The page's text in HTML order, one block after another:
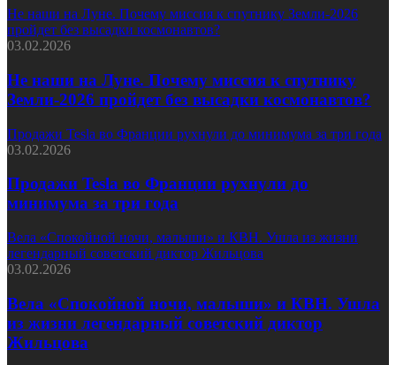
Не наши на Луне. Почему миссия к спутнику Земли-2026
пройдет без высадки космонавтов?
03.02.2026
Не наши на Луне. Почему миссия к спутнику
Земли-2026 пройдет без высадки космонавтов?
Продажи Tesla во Франции рухнули до минимума за три года
03.02.2026
Продажи Tesla во Франции рухнули до
минимума за три года
Вела «Спокойной ночи, малыши» и КВН. Ушла из жизни
легендарный советский диктор Жильцова
03.02.2026
Вела «Спокойной ночи, малыши» и КВН. Ушла
из жизни легендарный советский диктор
Жильцова